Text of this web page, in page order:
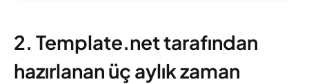
2. Template.net tarafından
hazırlanan üç aylık zaman